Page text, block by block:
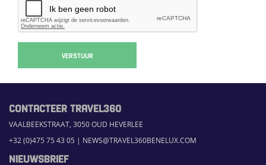
VERSTUUR
CONTACTEER TRAVEL360
VAALBEEKSTRAAT, 3050 OUD HEVERLEE
+32 (0)475 75 43 05 | NEWS@TRAVEL360BENELUX.COM
NIEUWSBRIEF